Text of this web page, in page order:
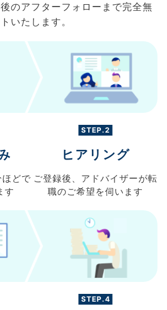
のアフターフォローまで完全無
いたします。
ほどで
す
STEP.2
ヒアリング
ご登録後、 アドバイザーが転
職のご希望を伺います
STEP.4